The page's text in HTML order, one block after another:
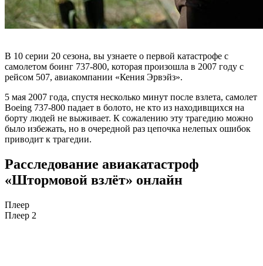
В 10 серии 20 сезона, вы узнаете о первой катастрофе с
самолетом боинг 737-800, которая произошла в 2007 году с
рейсом 507, авиакомпании «Кения Эрвэйз».
5 мая 2007 года, спустя несколько минут после взлета, самолет
Boeing 737-800 падает в болото, не кто из находивщихся на
борту людей не выживает. К сожалению эту трагедию можно
было избежать, но в очередной раз цепочка нелепых ошибок
приводит к трагедии.
Расследование авиакатастроф
«Штормовой взлёт» онлайн
Плеер
Плеер 2